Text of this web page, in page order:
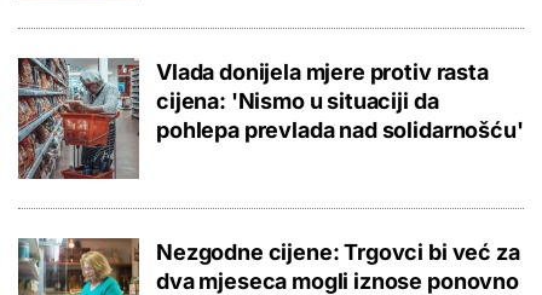
Vlada donijela mjere protiv rasta
cijena: 'Nismo u situaciji da
pohlepa prevlada nad solidarnošću'
Nezgodne cijene: Trgovci bi već za
dva mjeseca mogli iznose ponovno